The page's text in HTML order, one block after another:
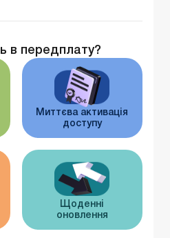
в передплату?
Миттєва активація
доступу
Щоденні
оновлення